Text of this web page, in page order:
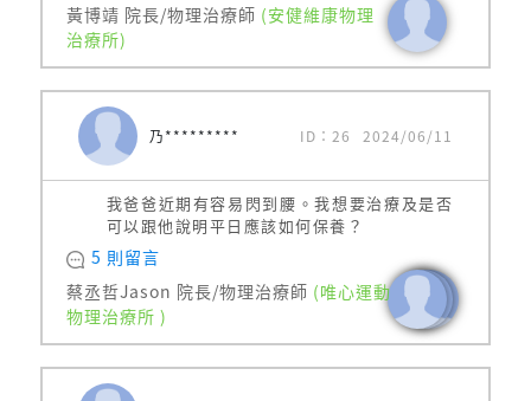
黃博靖 院長/物理治療師 (安健維康物理
治療所)
乃********* ID：26 2024/06/11
我爸爸近期有容易閃到腰。我想要治療及是否
可以跟他說明平日應該如何保養？
5 則留言
蔡丞哲Jason 院長/物理治療師 (唯心運動
物理治療所 )